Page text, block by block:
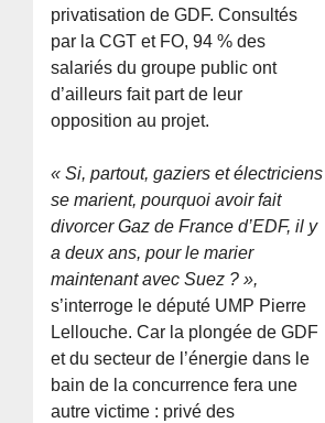
privatisation de GDF. Consultés
par la CGT et FO, 94 % des
salariés du groupe public ont
d’ailleurs fait part de leur
opposition au projet.
« Si, partout, gaziers et électriciens
se marient, pourquoi avoir fait
divorcer Gaz de France d’EDF, il y
a deux ans, pour le marier
maintenant avec Suez ? »,
s’interroge le député UMP Pierre
Lellouche. Car la plongée de GDF
et du secteur de l’énergie dans le
bain de la concurrence fera une
autre victime : privé des